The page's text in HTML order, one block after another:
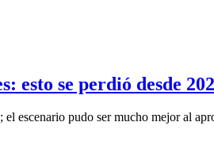
esto se perdió desde
escenario pudo ser mucho mejor al